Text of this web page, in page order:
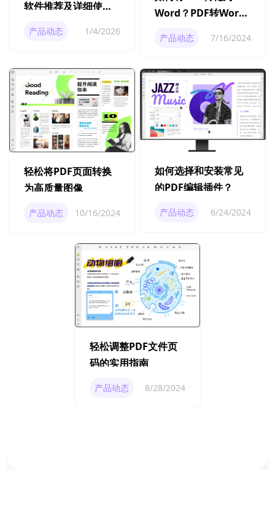
软件推荐及详细使用
产品动态 1/4/2026
Word？PDF转Word
产品动态 7/16/2024
轻松将PDF页面转换
为高质量图像
产品动态 10/16/2024
如何选择和安装常见
的PDF编辑插件？
产品动态 6/24/2024
轻松调整PDF文件页
码的实用指南
产品动态 8/28/2024